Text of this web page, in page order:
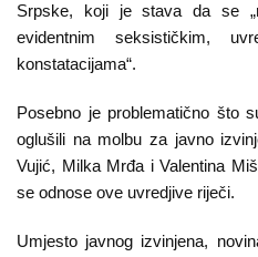
Javni
pozivi
English
Kontakt
Srpske, koji je stava da se
evidentnim seksističkim,
konstatacijama“.
Posebno je problematično što
oglušili na molbu za javno
Vujić, Milka Mrđa i Valentina
se odnose ove uvredjive riječi.
Umjesto javnog izvinjena,